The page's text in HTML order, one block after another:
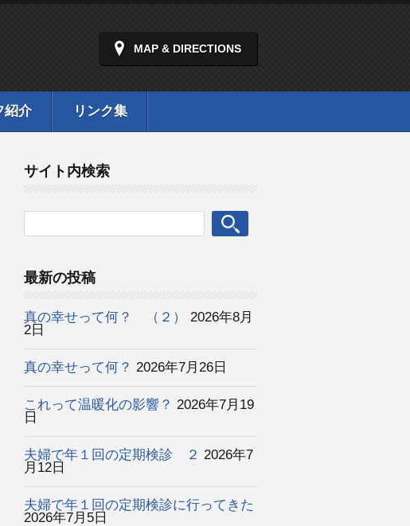
MAP & DIRECTIONS
紹介 リンク集
サイト内検索
最新の投稿
真の幸せって何？ （２）
2026年8月
2日
真の幸せって何？ 2026年7月26日
これって温暖化の影響？ 2026年7月19
日
夫婦で年１回の定期検診 ２ 2026年7
月12日
夫婦で年１回の定期検診に行ってきた
2026年7月5日